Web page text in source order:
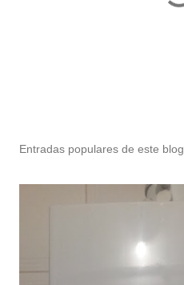
b
i
n
Entradas populares de este blog